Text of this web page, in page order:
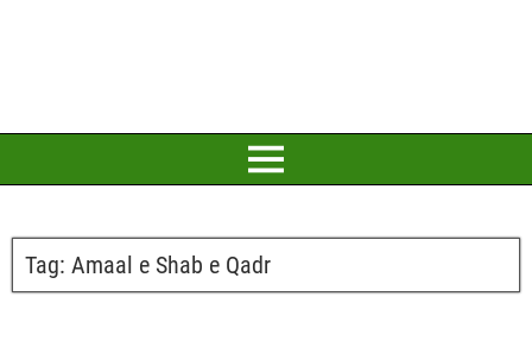
Tag: Amaal e Shab e Qadr